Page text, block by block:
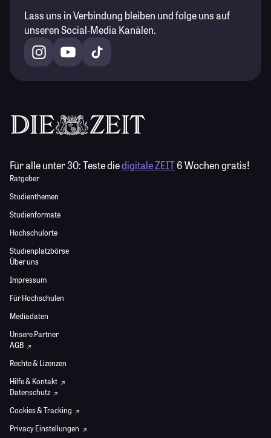
Lass uns in Verbindung bleiben und folge uns auf
unseren Social-Media Kanälen.
Für alle unter 30:Teste diedigitale ZEIT6 Wochen gratis!
Ratgeber
Studienthemen
Studienformate
Hochschulorte
Studienplatzbörse
Über uns
Impressum
Für Hochschulen
Mediadaten
Unsere Partner
AGB
Rechte & Lizenzen
Hilfe & Kontakt
Datenschutz
Cookies & Tracking
Privacy Einstellungen